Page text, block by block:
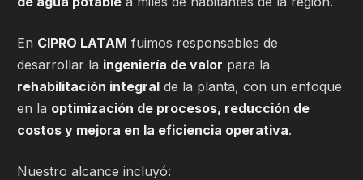
En CIPRO LATAM fuimos responsables de
desarrollar la ingeniería de valor para la
rehabilitación integral de la planta, con un enfoque
en la optimización de procesos, reducción de
costos y mejora en la eficiencia operativa.
Nuestro alcance incluyó: